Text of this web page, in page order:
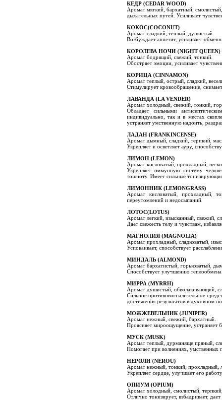
КЕДР (CEDAR WOOD)
Аромат мягкий, бархатный,
дыхательных путей. Усиливает
КОКОС(COCONUT)
Аромат сладкий, теплый, душистый.
Возбуждает аппетит, усиливает
КОРОЛЕВА НОЧИ (NIGHT QUEEN)
Аромат бодрящий, свежий, тонкий.
Обостряет эмоции, усиливает
КОРИЦА (CINNAMON)
Аромат теплый, острый, сладкий,
Стимулирует кровообращение,
ЛАВАНДА (LA VENDER)
Аромат холодный, свежий, тонкий,
Обладает сильными
индивидуально, так и в местах
устраняет умственную надоить,
ЛАДАН (FRANKINCENSE)
Аромат дымный, сладкий, терпкий,
Укрепляет и осветляет ауру,
ЛИМОН (LEMON)
Аромат кисловатый, прохладный,
Укрепляет иммунную систему
тошноту. Имеет сильные
ЛИМОННИК (LEMONGRASS)
Аромат кисловатый, прохладный,
переутомлений и недосыпаний.
ЛОТОС(LOTUS)
Аромат легкий, изысканный, свежий,
Дает свежесть телу и чувствам,
МАГНОЛИЯ (MAGNOLIA)
Аромат прохладный, сладковатый,
Успокаивает, способствует
МИНДАЛЬ (ALMOND)
Аромат бархатистый, горьковатый,
Способствует улучшению теплообмена
МИРРА (MYRRH)
Аромат душистый, обволакивающий,
Сильное противовоспалительное
достижения результатов в духовном
МОЖЖЕВЕЛЬНИК (JUNIPER)
Аромат нежный, свежий, бархатный.
Проясняет мироощущение, устраняет
МУСК (MUSK)
Аромат теплый, дурманяще пряный,
Помогает при волнениях, умственных
НЕРОЛИ (NEROU)
Аромат нежный, тонкий, прохладный,
Укрепляет сердце, улучшает его
ОПИУМ (OPIUM)
Аромат холодный, смолистый,
Отлично тонизирует, взбадривает,